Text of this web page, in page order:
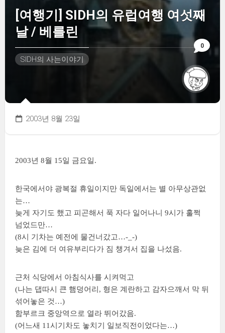
0
[여행기] SIDH의 유럽여행 여섯째
날 / 베를린
SIDH의 사는이야기
2003년 8월 23일
2003년 8월 15일 금요일.
한국에서야 광복절 휴일이지만 독일에서는 별 아무상관없
는…
늦게 자기도 했고 피곤해서 푹 자다 일어나니 9시가 훌쩍
넘었드만…
(8시 기차는 예전에 물건너갔고…-_-)
늦은 김에 더 여유부리다가 짐 챙겨서 집을 나섰음.
근처 식당에서 아침식사를 시켜먹고
(나는 댑따시 큰 햄덩어리, 형은 계란하고 감자으깨서 막 뒤
섞어놓은 것…)
함부르크 중앙역으로 열라 뛰어갔음.
(어느새 11시기차도 놓치기 일보직전이었다는…)